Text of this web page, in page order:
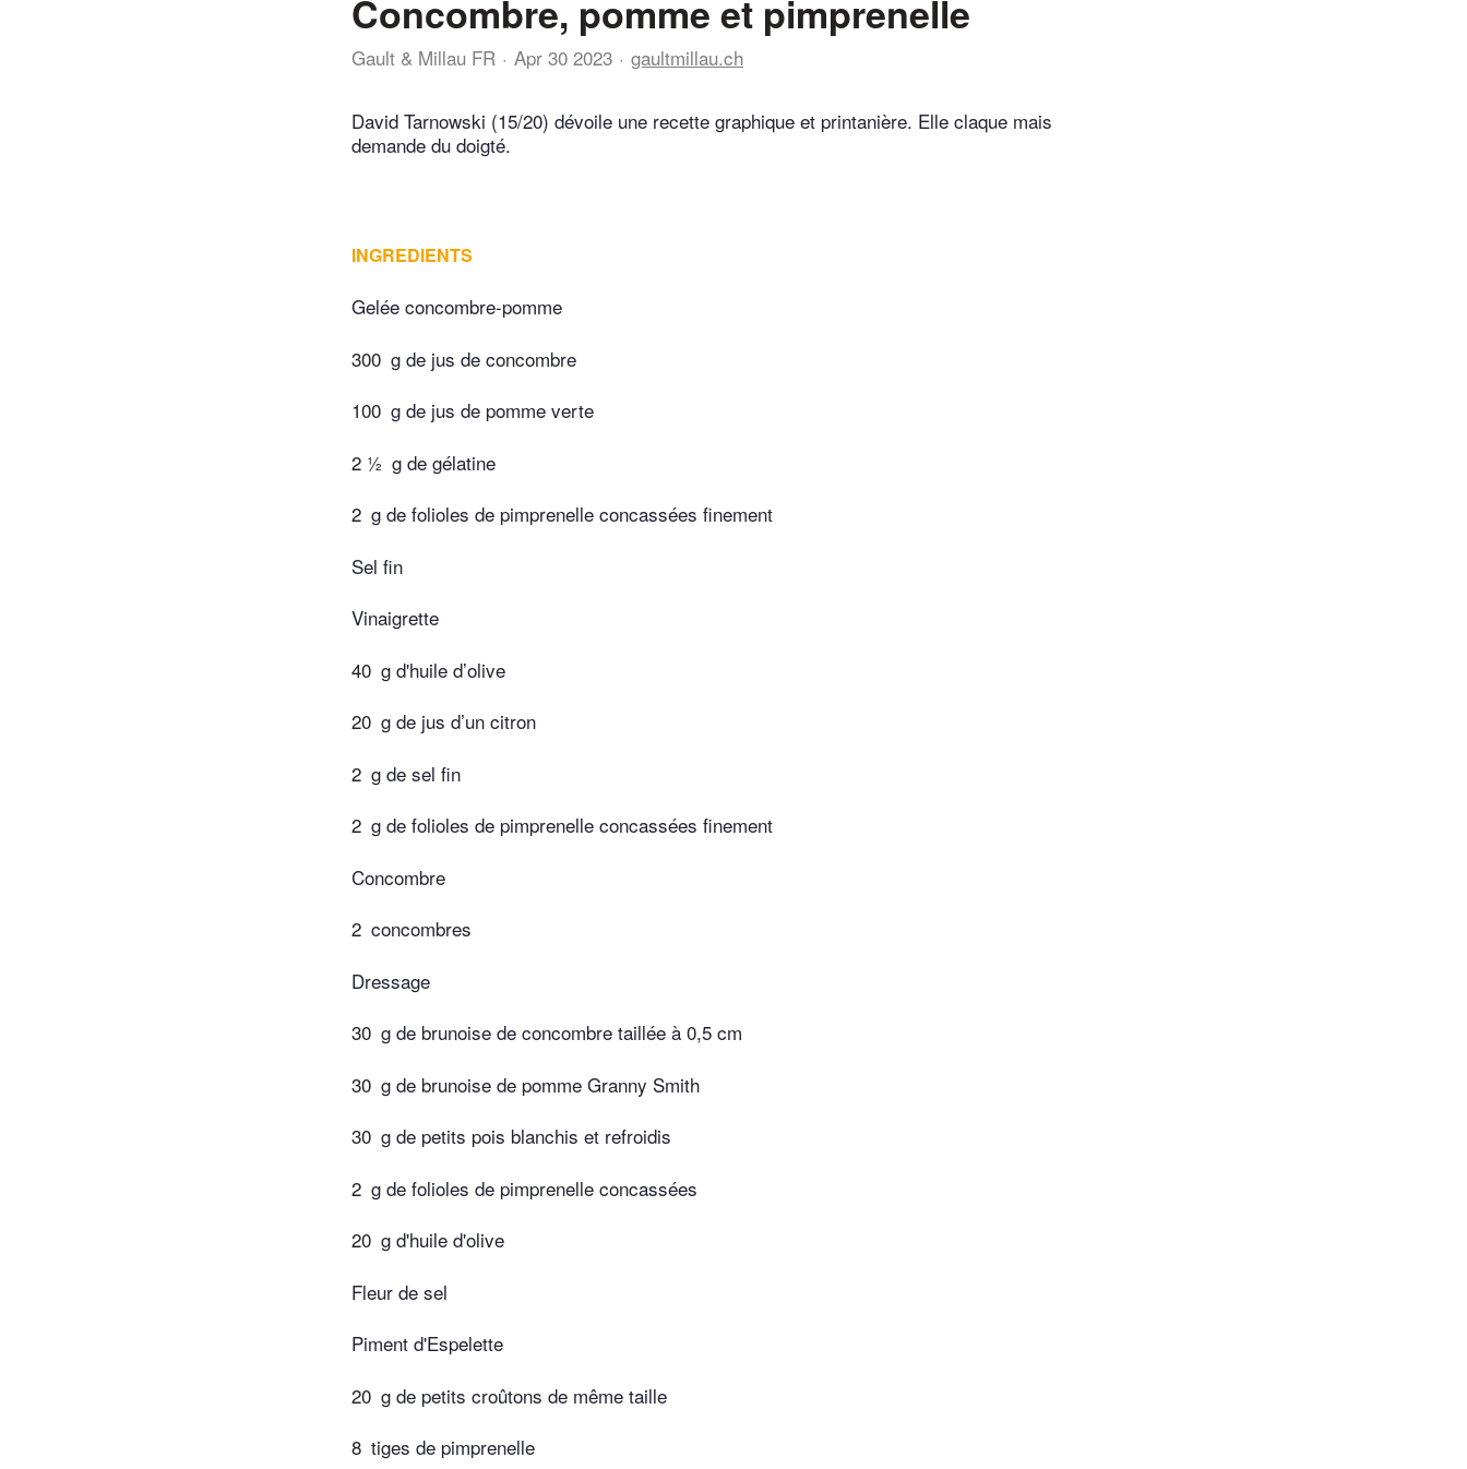
Concombre, pomme et pimprenelle
Gault & Millau FR Apr 30 2023 gaultmillau.ch
David Tarnowski (15/20) dévoile une recette graphique et printanière. Elle claque mais
demande du doigté.
INGREDIENTS
Gelée concombre-pomme
300 g de jus de concombre
100 g de jus de pomme verte
2 ½ g de gélatine
2 g de folioles de pimprenelle concassées finement
Sel fin
Vinaigrette
40 g d'huile d’olive
20 g de jus d’un citron
2 g de sel fin
2 g de folioles de pimprenelle concassées finement
Concombre
2 concombres
Dressage
30 g de brunoise de concombre taillée à 0,5 cm
30 g de brunoise de pomme Granny Smith
30 g de petits pois blanchis et refroidis
2 g de folioles de pimprenelle concassées
20 g d'huile d'olive
Fleur de sel
Piment d'Espelette
20 g de petits croûtons de même taille
8 tiges de pimprenelle